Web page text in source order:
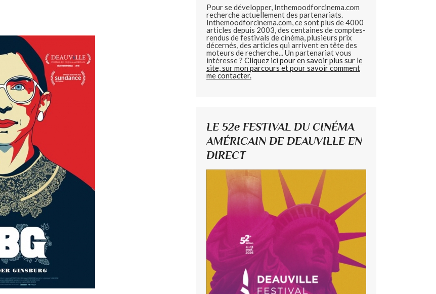
Pour se développer, Inthemoodforcinema.com
recherche actuellement des partenariats.
Inthemoodforcinema.com, ce sont plus de 4000
articles depuis 2003, des centaines de comptes-
rendus de festivals de cinéma, plusieurs prix
décernés, des articles qui arrivent en tête des
moteurs de recherche... Un partenariat vous
intéresse ? Cliquez ici pour en savoir plus sur le
site, sur mon parcours et pour savoir comment
me contacter.
LE 52e FESTIVAL DU CINÉMA
AMÉRICAIN DE DEAUVILLE EN
DIRECT